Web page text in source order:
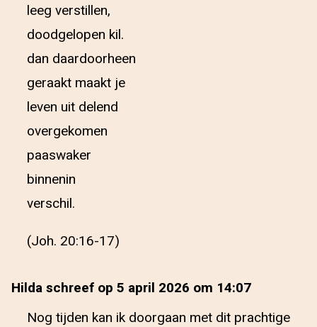
leeg verstillen,
doodgelopen kil.
dan daardoorheen
geraakt maakt je
leven uit delend
overgekomen
paaswaker
binnenin
verschil.
(Joh. 20:16-17)
Hilda schreef op 5 april 2026 om 14:07
Nog tijden kan ik doorgaan met dit prachtige